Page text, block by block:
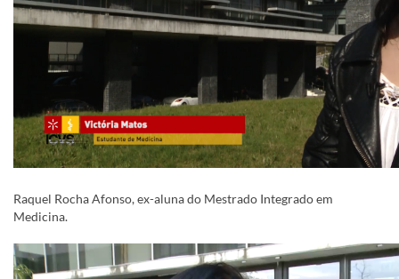
​Raquel Rocha Afonso, ex-aluna do Mestrado Integrado em
Medicina.